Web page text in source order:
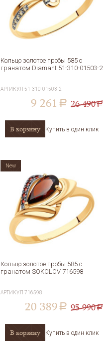
Кольцо золотое пробы 585 с
гранатом Diamant 51-310-01503-2
АРТИКУЛ51-310-01503-2
9 261 a 26 490a
В корзину Купить в один клик
Кольцо золотое пробы 585 с
гранатом SOKOLOV 716598
АРТИКУЛ716598
20 389 a 95 990a
В корзину Купить в один клик
New